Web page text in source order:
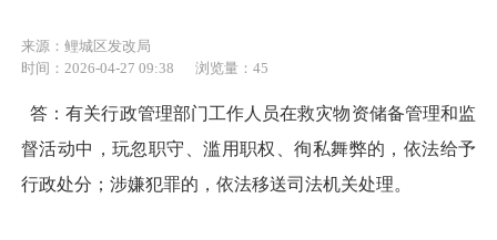
来源：鲤城区发改局
时间：2026-04-27 09:38
浏览量： 45
答：有关行政管理部门工作人员在救灾物资储备管理和监
督活动中，玩忽职守、滥用职权、徇私舞弊的，依法给予
行政处分；涉嫌犯罪的，依法移送司法机关处理。